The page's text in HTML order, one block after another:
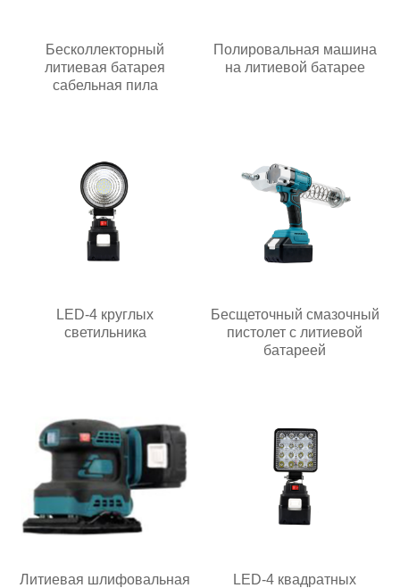
Бесколлекторный
литиевая батарея
сабельная пила
Полировальная машина
на литиевой батарее
LED-4 круглых
светильника
Бесщеточный смазочный
пистолет с литиевой
батареей
Литиевая шлифовальная
LED-4 квадратных